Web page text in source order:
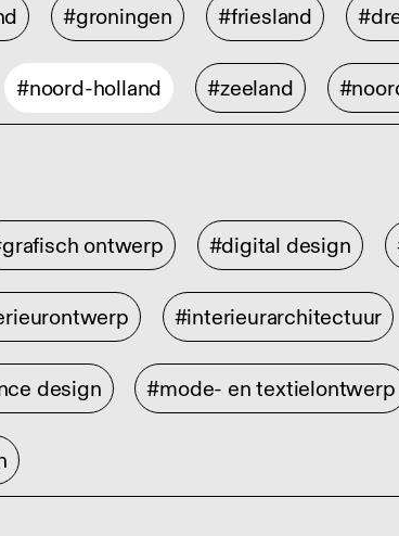
#groningen #friesland
#noord-holland #zeeland
ontwerp #digital design
#interieurarchitectuur
design #mode- en textielontwerp